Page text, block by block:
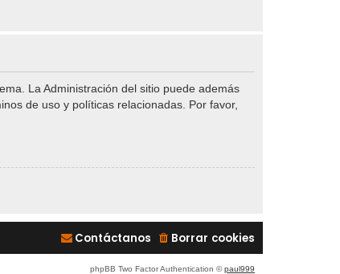
La Administración del sitio puede además
de uso y políticas relacionadas. Por favor,
Borrar cookies
Contáctanos
phpBB Two Factor Authentication ©paul999